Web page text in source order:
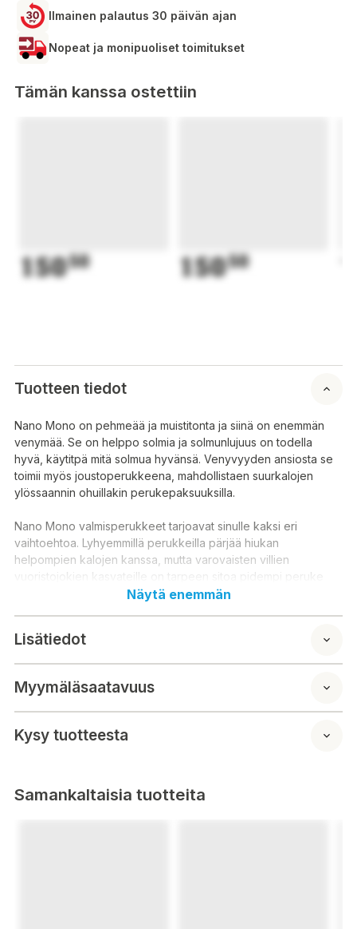
Ilmainen palautus 30 päivän ajan
Nopeat ja monipuoliset toimitukset
Tämän kanssa ostettiin
15050 15050
Tuotteen tiedot
Nano Mono on pehmeää ja muistitonta ja siinä on enemmän
venymää. Se on helppo solmia ja solmunlujuus on todella
hyvä, käytitpä mitä solmua hyvänsä. Venyvyyden ansiosta se
toimii myös joustoperukkeena, mahdollistaen suurkalojen
ylössaannin ohuillakin perukepaksuuksilla.
Nano Mono valmisperukkeet tarjoavat sinulle kaksi eri
vaihtoehtoa. Lyhyemmillä perukkeilla pärjää hiukan
helpompien kalojen kanssa, mutta varovaisten villien
vuoristojokien kasvateille on tarpeen sitoa pidempi peruke
siiman päähän. 2.7 m perukkeet saatavilla 0X - 7X
Pituus: 270 cm
2X: Halkaisija 0,23 mm / Vetolujuus 4,8 kg
5X: Halkaisija 0,15 mm / Vetolujuus 2,3 kg
Näytä enemmän
Lisätiedot
Myymäläsaatavuus
Kysy tuotteesta
Samankaltaisia tuotteita